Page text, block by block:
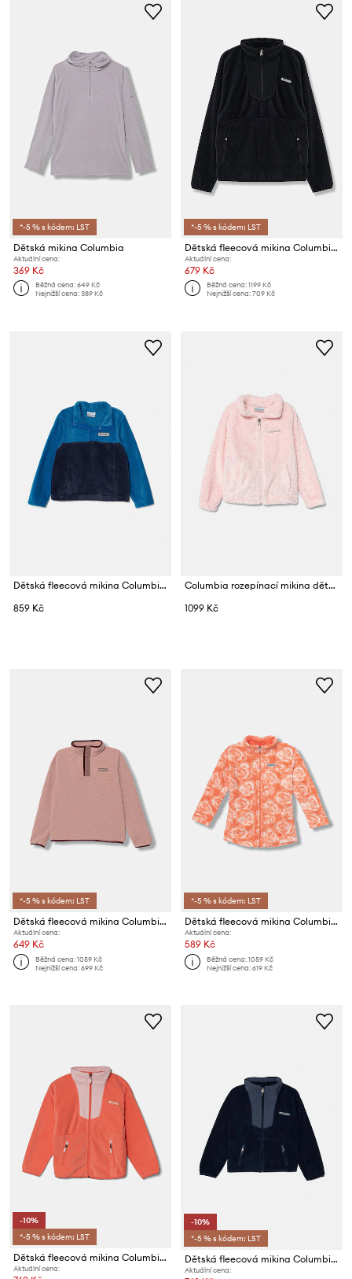
*-5 % s kódem: LST
Dětská mikina Columbia
Aktuální cena:
369 Kč
Běžná cena:649 Kč
Nejnižší cena:389 Kč
*-5 % s kódem: LST
Dětská fleecová mikina Columbia Sequoia Grove
Aktuální cena:
679 Kč
Běžná cena:1199 Kč
Nejnižší cena:709 Kč
Dětská fleecová mikina Columbia Steens Mtn
859 Kč
Columbia rozepínací mikina dětská fleecová Fire Side
1099 Kč
*-5 % s kódem: LST
Dětská fleecová mikina Columbia Helvetia
Aktuální cena:
649 Kč
Běžná cena:1059 Kč
Nejnižší cena:699 Kč
*-5 % s kódem: LST
Dětská fleecová mikina Columbia West Bend
Aktuální cena:
589 Kč
Běžná cena:1059 Kč
Nejnižší cena:619 Kč
-10%
*-5 % s kódem: LST
Dětská fleecová mikina Columbia Sequoia Grove
Aktuální cena:
-10%
*-5 % s kódem: LST
Dětská fleecová mikina Columbia Sequoia Grove
Aktuální cena: